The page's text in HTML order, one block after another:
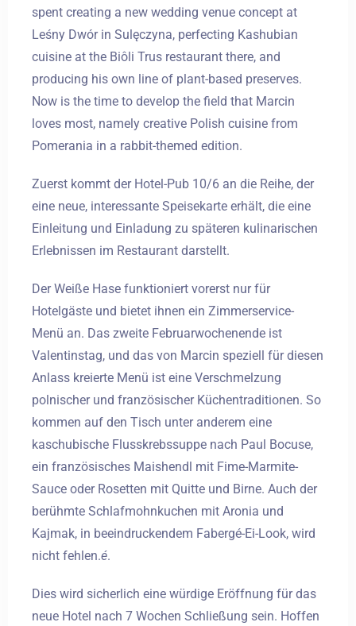
spent creating a new wedding venue concept at
Leśny Dwór in Sulęczyna, perfecting Kashubian
cuisine at the Biôli Trus restaurant there, and
producing his own line of plant-based preserves.
Now is the time to develop the field that Marcin
loves most, namely creative Polish cuisine from
Pomerania in a rabbit-themed edition.
Zuerst kommt der Hotel-Pub 10/6 an die Reihe, der
eine neue, interessante Speisekarte erhält, die eine
Einleitung und Einladung zu späteren kulinarischen
Erlebnissen im Restaurant darstellt.
Der Weiße Hase funktioniert vorerst nur für
Hotelgäste und bietet ihnen ein Zimmerservice-
Menü an. Das zweite Februarwochenende ist
Valentinstag, und das von Marcin speziell für diesen
Anlass kreierte Menü ist eine Verschmelzung
polnischer und französischer Küchentraditionen. So
kommen auf den Tisch unter anderem eine
kaschubische Flusskrebssuppe nach Paul Bocuse,
ein französisches Maishendl mit Fime-Marmite-
Sauce oder Rosetten mit Quitte und Birne. Auch der
berühmte Schlafmohnkuchen mit Aronia und
Kajmak, in beeindruckendem Fabergé-Ei-Look, wird
nicht fehlen.é.
Dies wird sicherlich eine würdige Eröffnung für das
neue Hotel nach 7 Wochen Schließung sein. Hoffen
Anreise